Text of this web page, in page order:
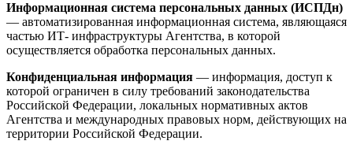
Информационная система персональных данных (ИСПДн)
— автоматизированная информационная система, являющаяся
частью ИТ- инфраструктуры Агентства, в которой
осуществляется обработка персональных данных.
Конфиденциальная информация — информация, доступ к
которой ограничен в силу требований законодательства
Российской Федерации, локальных нормативных актов
Агентства и международных правовых норм, действующих на
территории Российской Федерации.